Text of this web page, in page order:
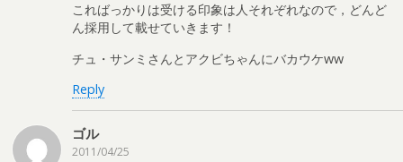
こればっかりは受ける印象は人それぞれなので，どんど
ん採用して載せていきます！
チュ・サンミさんとアクビちゃんにバカウケww
Reply
ゴル
2011/04/25